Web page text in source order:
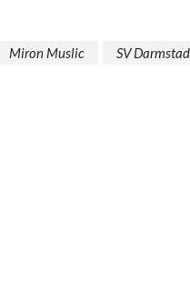
Miron Muslic SV